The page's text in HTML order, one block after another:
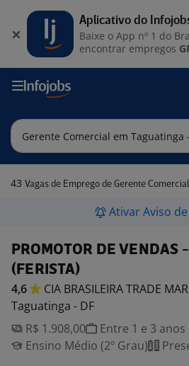
43 Vagas de Emprego de Gerente Comercial
Ativar Aviso
PROMOTOR DE VENDAS
(FERISTA)
4,6 CIA BRASILEIRA TRADE
Taguatinga - DF
R$ 1.908,00
Entre 1 e 3 anos
Ensino Médio (2º Grau)
Aplicativo do
Baixe o App nº 1 do
encontrar empregos